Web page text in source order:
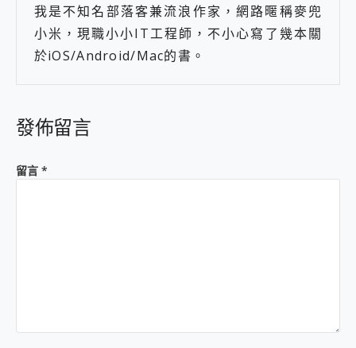
我是不知名部落客兼流浪作家，網路暱稱麥兜
小米，現職小小IT工程師，不小心寫了幾本關
於iOS/Android/Mac的書。
發佈留言
留言 *